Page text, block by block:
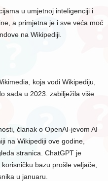
u umjetnoj inteligenciji i
a primjetna je i sve veća moć
na Wikipediji.
koja vodi Wikipediju,
sada u 2023. zabilježila više
članak o OpenAI-jevom AI
na Wikipediji ove godine,
stranica. ChatGPT je
bazu prošle veljače,
u januaru.